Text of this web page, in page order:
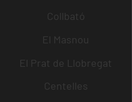
Collbató
El Masnou
El Prat de Llobregat
Centelles